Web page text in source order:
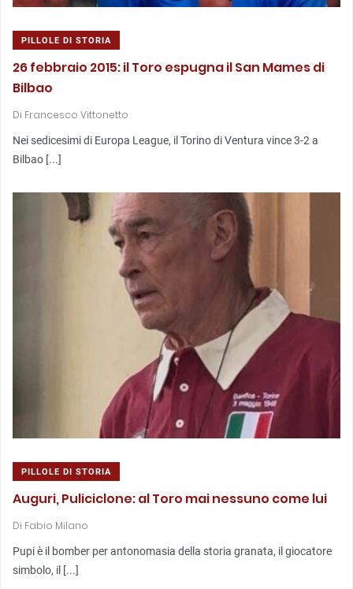
PILLOLE DI STORIA
26 febbraio 2015: il Toro espugna il San Mames di
Bilbao
Di Francesco Vittonetto
Nei sedicesimi di Europa League, il Torino di Ventura vince 3-2 a
Bilbao [...]
PILLOLE DI STORIA
Auguri, Puliciclone: al Toro mai nessuno come lui
Di Fabio Milano
Pupi è il bomber per antonomasia della storia granata, il giocatore
simbolo, il [...]